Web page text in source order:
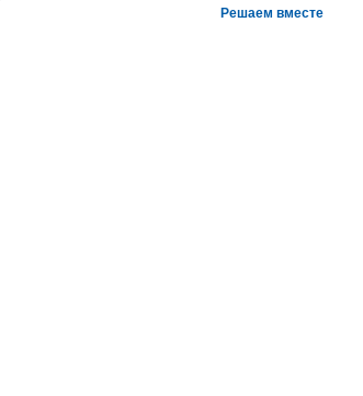
Решаем вместе